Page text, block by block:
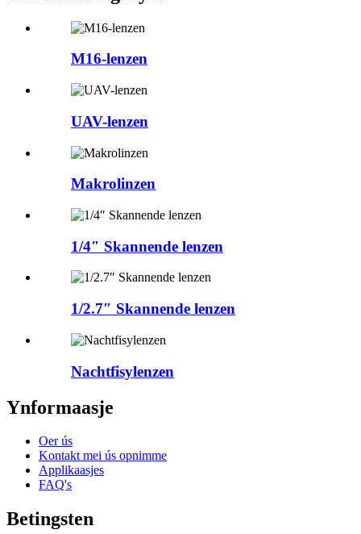
M16-lenzen
UAV-lenzen
Makrolinzen
1/4″ Skannende lenzen
1/2.7″ Skannende lenzen
Nachtfisylenzen
Ynformaasje
Oer ús
Kontakt mei ús opnimme
Applikaasjes
FAQ's
Betingsten